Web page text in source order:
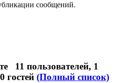
сообщений.
11 пользователей, 1
гостей (Полный список)